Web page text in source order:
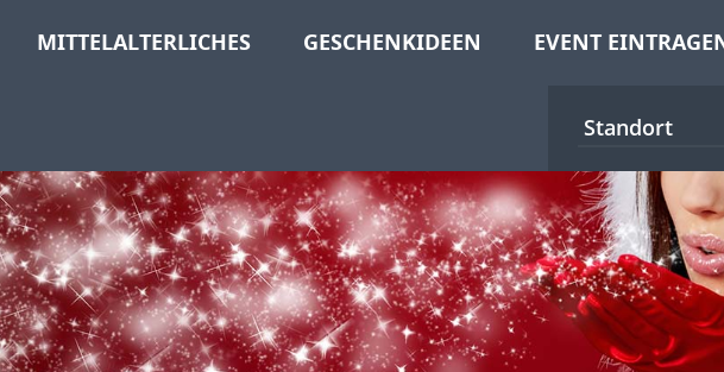
MITTELALTERLICHES GESCHENKIDEEN EVENT
Standort